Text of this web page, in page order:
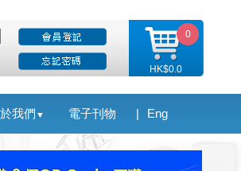
HK$0.0
0
我們 ▼ 電子刊物 Eng